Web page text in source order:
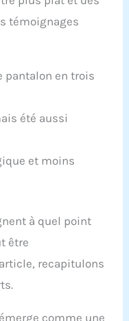
témoignages
pantalon en trois
été aussi
et moins
à quel point
être
recapitulons
comme une